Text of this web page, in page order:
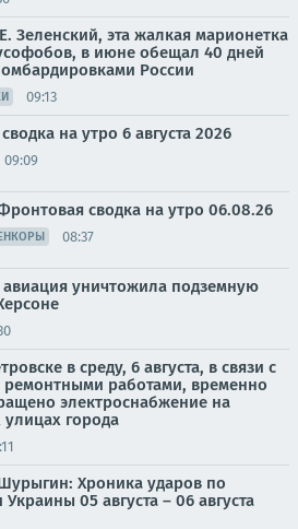
Зеленский, эта жалкая марионетка
в июне обещал 40 дней
России
09:13
на утро 6 августа 2026
09:09
сводка на утро 06.08.26
08:37
авиация уничтожила подземную
в среду, 6 августа, в связи с
работами, временно
электроснабжение на
улицах города
Хроника ударов по
05 августа – 06 августа